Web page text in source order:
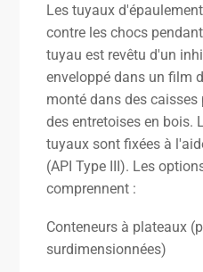
Les tuyaux
contre les chocs
tuyau est revêtu d'un
enveloppé dans un film
monté dans des caisses
des entretoises en bois.
tuyaux sont fixées à
(API Type III). Les
comprennent :
Conteneurs à plateaux
surdimensionnées)